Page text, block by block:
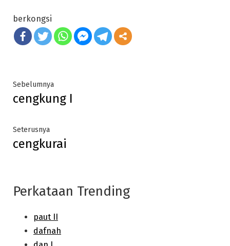
berkongsi
Post
navigation
SebelumnyaPrevious
post:
cengkung I
SeterusnyaNext
post:
cengkurai
Perkataan Trending